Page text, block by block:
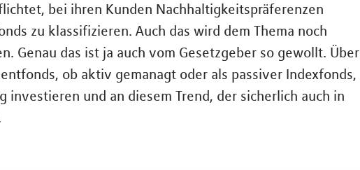
bei ihren Kunden Nachhaltigkeitspräferenzen
zu klassifizieren. Auch das wird dem Thema noch
Genau das ist ja auch vom Gesetzgeber so gewollt. Über
ob aktiv gemanagt oder als passiver Indexfonds,
investieren und an diesem Trend, der sicherlich auch in